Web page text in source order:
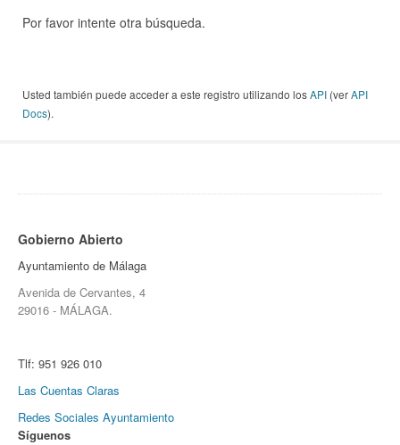
Por favor intente otra búsqueda.
Usted también puede acceder a este registro utilizando losAPI (verAPI
Docs).
Gobierno Abierto
Ayuntamiento de Málaga
Avenida de Cervantes, 4
29016 - MÁLAGA.
Tlf: 951 926 010
Las Cuentas Claras
Redes Sociales Ayuntamiento
Síguenos